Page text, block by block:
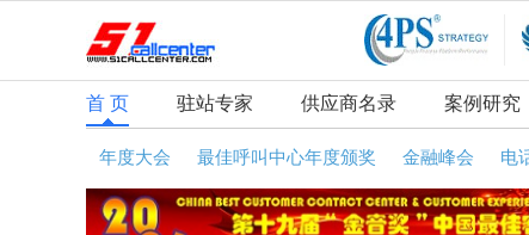
首 页 驻站专家 供应商名录 案例研究
年度大会 最佳呼叫中心年度颁奖 金融峰会 电